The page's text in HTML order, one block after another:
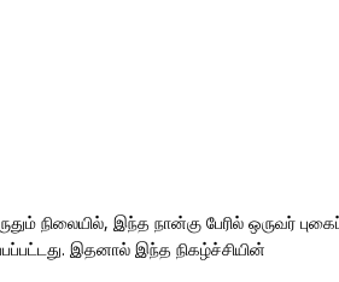
நிலையில், இந்த நான்கு பேரில் ஒருவர்
இதனால் இந்த நிகழ்ச்சியின்